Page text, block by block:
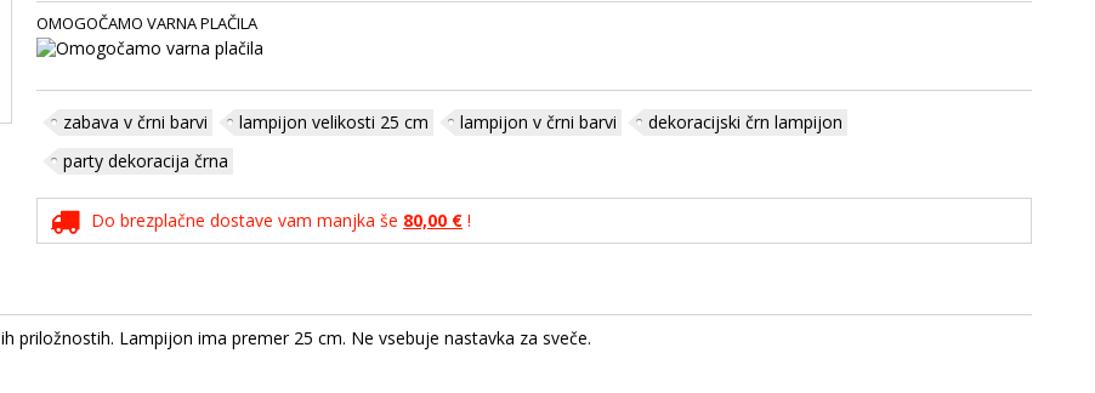
OMOGOČAMO VARNA PLAČILA
zabava v črni barvi lampijon velikosti 25 cm lampijon v črni barvi
dekoracijski črn lampijon
party dekoracija črna
Do brezplačne dostave vam manjka še 80,00 €!
priložnostih. Lampijon ima premer 25 cm. Ne vsebuje nastavka za sveče.